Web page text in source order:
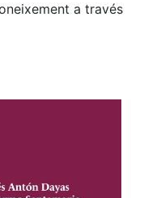
a través